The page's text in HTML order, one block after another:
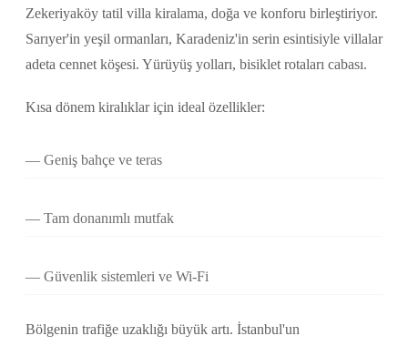
Zekeriyaköy tatil villa kiralama, doğa ve konforu birleştiriyor.
Sarıyer'in yeşil ormanları, Karadeniz'in serin esintisiyle villalar
adeta cennet köşesi. Yürüyüş yolları, bisiklet rotaları cabası.
Kısa dönem kiralıklar için ideal özellikler:
Geniş bahçe ve teras
Tam donanımlı mutfak
Güvenlik sistemleri ve Wi-Fi
Bölgenin trafiğe uzaklığı büyük artı. İstanbul'un